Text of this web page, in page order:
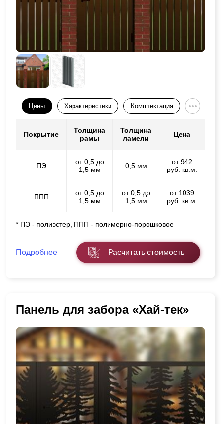
Цены Характеристики Комплектация
Покрытие
Толщина
рамы
Толщина
ламели
Цена
ПЭ
от 0,5 до
1,5 мм
0,5 мм
от 942
руб. кв.м.
ППП
от 0,5 до
1,5 мм
от 0,5 до
1,5 мм
от 1039
руб. кв.м.
* ПЭ - полиэстер, ППП - полимерно-порошковое
Подробнее Расчитать стоимость
Панель для забора «Хай-тек»